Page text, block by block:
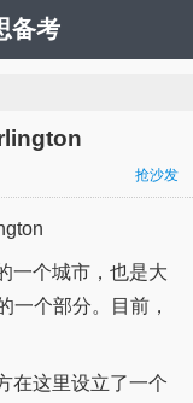
备考
抢沙发
一个城市，也是大
一个部分。目前，
在这里设立了一个